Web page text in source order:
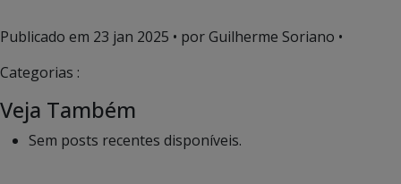
Publicado em 23 jan 2025 • por Guilherme Soriano •
Categorias :
Veja Também
Sem posts recentes disponíveis.